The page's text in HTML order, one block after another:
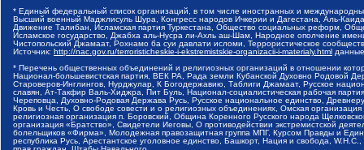
* Единый федеральный список организаций, в том числе иностранных и
Высший военный Маджлисуль Шура, Конгресс народов Ичкерии и Дагестана, Аль-
Движение Талибан, Исламская партия Туркестана, Общество социальных реформ,
Исламское государство, Джабха аль-Нусра ли-Ахль аш-Шам, Народное ополчение
Чистопольский Джамаат, Рохнамо ба суи давлати исломи, Террористическое
Источник: http://nac.gov.ru/terroristicheskie-i-ekstremistskie-organizacii-i-materialy.html
* Перечень общественных объединений и религиозных организаций в отношении
Национал-большевистская партия, ВЕК РА, Рада земли Кубанской Духовно Родовой
Староверов-Инглингов, Нурджулар, К Богодержавию, Таблиги Джамаат, Русское
славян, Ат-Такфир Валь-Хиджра, Пит Буль, Национал-социалистическая рабочая
Череповца, Духовно-Родовая Держава Русь, Русское национальное единство,
Кровь и Честь, О свободе совести и о религиозных объединениях, Омская
религиозная организация п. Боровский, Община Коренного Русского народа
организация «Братство», Свидетели Иеговы, О противодействии экстремистской
болельщиков «Фирма», Молодежная правозащитная группа МПГ, Курсом Правды и
республика Русь, Арестантское уголовное единство, Башкорт, Нация и свобода,